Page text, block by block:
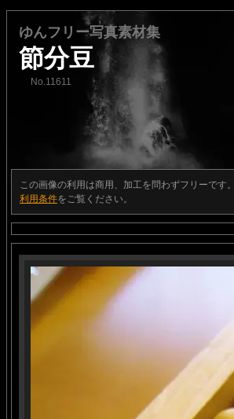
ゆんフリー写真素材集
節分豆
No.11611
この画像の利用は商用、加工を問わずフリーです
利用条件をご覧ください。